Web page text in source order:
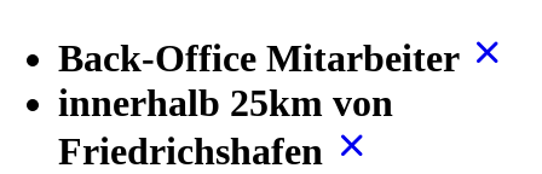
Back-Office Mitarbeiter
innerhalb 25km von
Friedrichshafen